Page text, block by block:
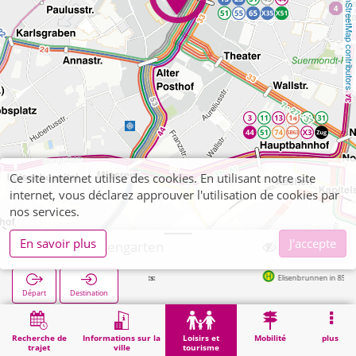
OpenStreetMap contributors
Recherche de
trajet
Informations sur la
ville
Loisirs et
tourisme
Mobilité plus
Aachen, Elisengarten
Départ Destination
Elisenbrunnen in 85m
Démarrage Loisirs et tourisme Loisirs de proximité Aachen, Elisengarten
Ce site internet utilise des cookies. En utilisant notre site
internet, vous déclarez approuver l'utilisation de cookies par
nos services.
En savoir plus
J'accepte